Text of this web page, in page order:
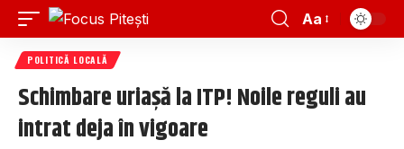
Aa
POLITICĂ LOCALĂ
Schimbare uriașă la ITP! Noile reguli au
intrat deja în vigoare